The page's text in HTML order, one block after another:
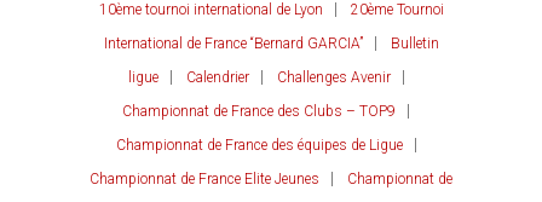
10ème tournoi international de Lyon
20ème Tournoi
International de France “Bernard GARCIA”
Bulletin
ligue
Calendrier
Challenges Avenir
Championnat de France des Clubs – TOP9
Championnat de France des équipes de Ligue
Championnat de France Elite Jeunes
Championnat de